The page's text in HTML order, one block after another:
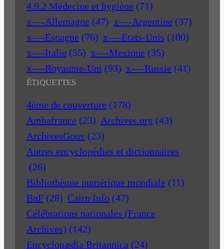
4.9.2 Médecine et hygiène (71)
x—-Allemagne (47) x—-Argentine (37)
x—-Espagne (76) x—-Etats-Unis (100)
x—-Italie (55) x—-Mexique (35)
x—-Royaume-Uni (93) x—-Russie (41)
ÉTIQUETTES
4ème de couverture (178)
Ambafrance (23) Archives.org (43)
ArchivesGouv (23)
Autres encyclopédies et dictionnaires
(26)
Bibliothèque numérique mondiale (11)
BnF (28) Cairn Info (47)
Célébrations nationales (France
Archives) (142)
Encyclopædia Britannica (24)